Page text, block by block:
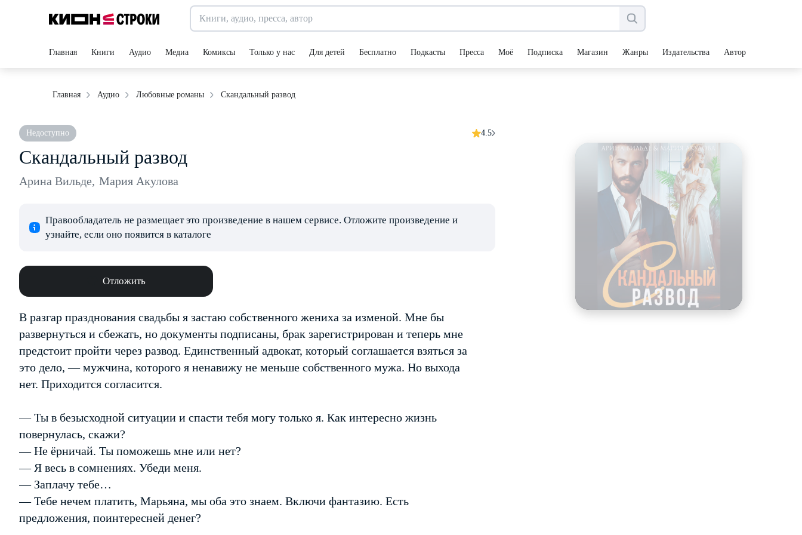
Главная Книги Аудио Медиа Комиксы Только у нас Для детей Бесплатно Подкасты Пресса Моё Подписка Магазин Жанры Издательства Авторы
Главная Аудио Любовные романы Скандальный развод
Недоступно 4.5
Скандальный развод
Арина Вильде, Мария Акулова
Правообладатель не размещает это произведение в нашем сервисе. Отложите произведение и
узнайте, если оно появится в каталоге
Отложить
В разгар празднования свадьбы я застаю собственного жениха за изменой. Мне бы
развернуться и сбежать, но документы подписаны, брак зарегистрирован и теперь мне
предстоит пройти через развод. Единственный адвокат, который соглашается взяться за
это дело, — мужчина, которого я ненавижу не меньше собственного мужа. Но выхода
нет. Приходится согласится.
— Ты в безысходной ситуации и спасти тебя могу только я. Как интересно жизнь
повернулась, скажи?
— Не ёрничай. Ты поможешь мне или нет?
— Я весь в сомнениях. Убеди меня.
— Заплачу тебе…
— Тебе нечем платить, Марьяна, мы оба это знаем. Включи фантазию. Есть
предложения, поинтересней денег?